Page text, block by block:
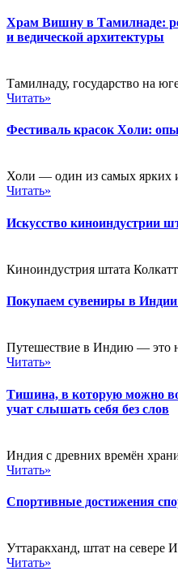
Храм Вишну в Тамилнаде:
и ведической архитектуры
Тамилнаду, государство на
Читать»
Фестиваль красок Холи:
Холи — один из самых ярких
Читать»
Искусство киноиндустрии
Киноиндустрия штата
Покупаем сувениры в
Путешествие в Индию — это
Читать»
Тишина, в которую можно
учат слышать себя без слов
Индия с древних времён
Читать»
Спортивные достижения
Уттаракханд, штат на севере
Читать»